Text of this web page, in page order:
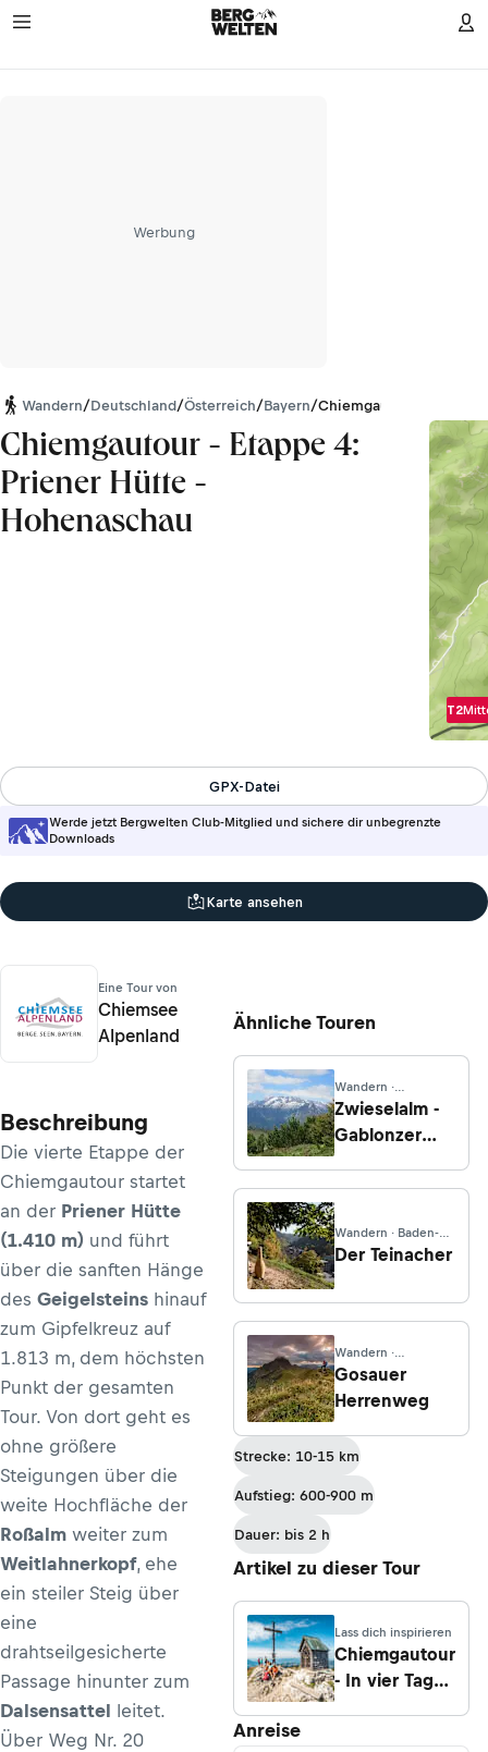
Werbung
Wandern/Deutschland/Österreich/Bayern/Chiemgauer Alpen
Chiemgautour - Etappe 4:
Priener Hütte -
Hohenaschau
T2
Werde jetzt Bergwelten Club-Mitglied und sichere dir unbegrenzte
Downloads
GPX-Datei
Karte ansehen
Eine Tour von
Chiemsee
Alpenland
Beschreibung
Die vierte Etappe der
Chiemgautour startet
an der Priener Hütte
(1.410 m) und führt
über die sanften Hänge
des Geigelsteins hinauf
zum Gipfelkreuz auf
1.813 m, dem höchsten
Punkt der gesamten
Tour. Von dort geht es
ohne größere
Steigungen über die
weite Hochfläche der
Roßalm weiter zum
Weitlahnerkopf, ehe
ein steiler Steig über
eine
drahtseilgesicherte
Passage hinunter zum
Dalsensattel leitet.
Über Weg Nr. 20
Ähnliche Touren
Wandern ·
Oberösterreich
Zwieselalm -
Gablonzer
Aussicht
Wandern · Baden-
Württemberg
Der Teinacher
Wandern ·
Oberösterreich
Gosauer
Herrenweg
Strecke: 10-15 km
Aufstieg: 600-900 m
Dauer: bis 2 h
Artikel zu dieser Tour
Lass dich inspirieren
Chiemgautour
- In vier Tagen
Anreise